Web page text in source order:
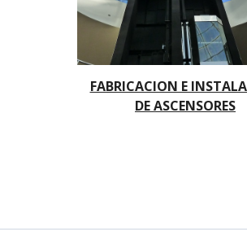
FABRICACION E
DE ASCENSORES